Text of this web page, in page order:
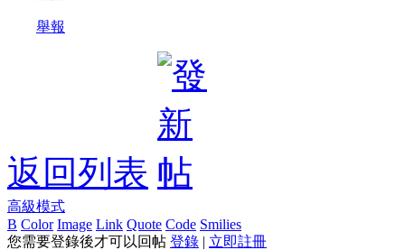
舉報
返回列表
高級模式
B Color Image Link Quote Code Smilies
您需要登錄後才可以回帖 登錄 | 立即註冊